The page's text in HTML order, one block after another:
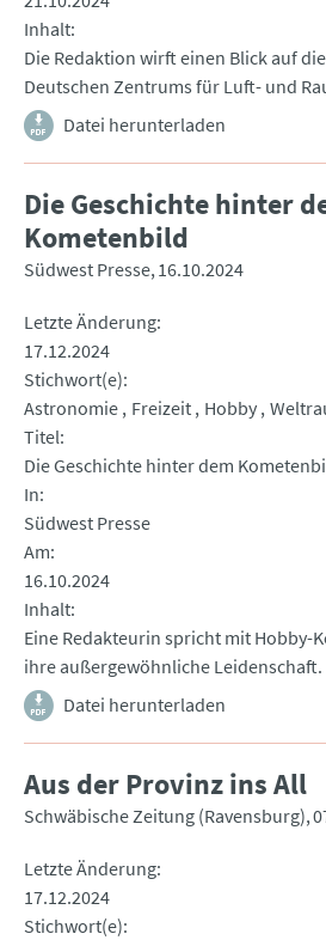
Inhalt
Die Redaktion wirft einen Blick auf
Deutschen Zentrums für Luft- und
Datei herunterladen
Die Geschichte hinter
Kometenbild
Südwest Presse 16.10.2024
Letzte Änderung
17.12.2024
Stichwort(e)
Astronomie Freizeit Hobby
Titel
Die Geschichte hinter dem
In
Südwest Presse
Am
16.10.2024
Inhalt
Eine Redakteurin spricht mit Hobby-
ihre außergewöhnliche Leidenschaft.
Datei herunterladen
Aus der Provinz ins All
Schwäbische Zeitung (Ravensburg)
Letzte Änderung
17.12.2024
Stichwort(e)